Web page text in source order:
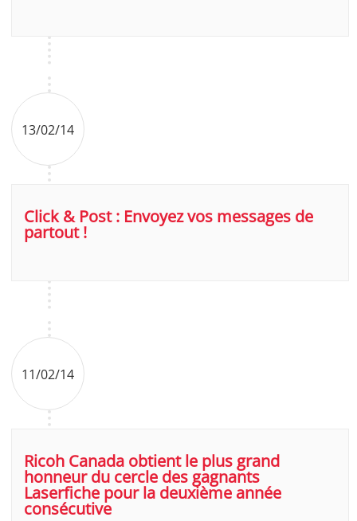
13/02/14
Click & Post : Envoyez vos messages de
partout !
11/02/14
Ricoh Canada obtient le plus grand
honneur du cercle des gagnants
Laserfiche pour la deuxième année
consécutive